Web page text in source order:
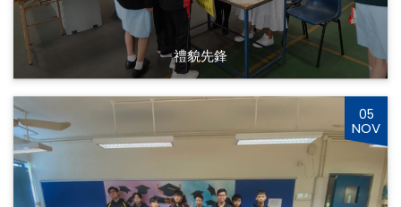
禮貌先鋒
05
NOV